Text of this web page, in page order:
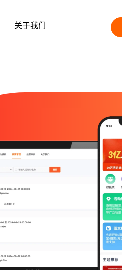
关于我们